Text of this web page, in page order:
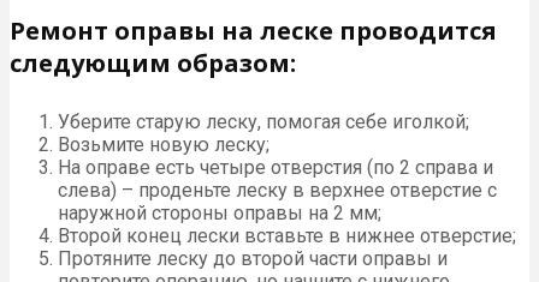
Ремонт оправы на леске проводится
следующим образом:
Уберите старую леску, помогая себе иголкой;
Возьмите новую леску;
На оправе есть четыре отверстия (по 2 справа и
слева) – проденьте леску в верхнее отверстие с
наружной стороны оправы на 2 мм;
Второй конец лески вставьте в нижнее отверстие;
Протяните леску до второй части оправы и